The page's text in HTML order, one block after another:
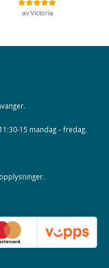
Vurdert5av 5
av Victoria
15 mandag – fredag.
.